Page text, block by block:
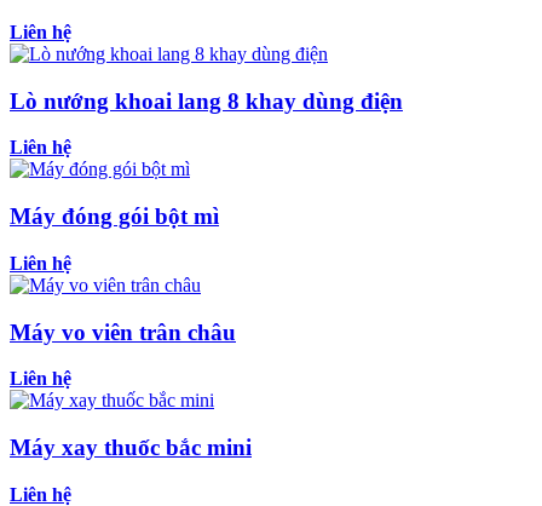
Liên hệ
Lò nướng khoai lang 8 khay dùng điện
Liên hệ
Máy đóng gói bột mì
Liên hệ
Máy vo viên trân châu
Liên hệ
Máy xay thuốc bắc mini
Liên hệ